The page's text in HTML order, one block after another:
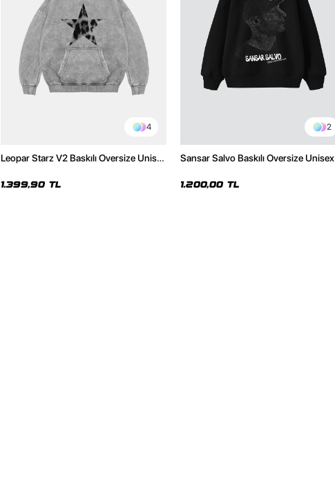
4
Leopar Starz V2 Baskılı Oversize Unisex
1.399,90 TL
2
Sansar Salvo Baskılı Oversize Unisex
1.200,00 TL